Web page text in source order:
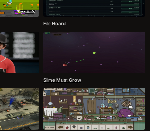
File Hoard
Slime Must Grow